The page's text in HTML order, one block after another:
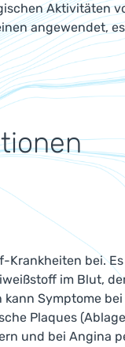
Aktivitäten
angewendet,
Krankheiten bei.
im Blut,
Symptome
Plaques
und bei Angina